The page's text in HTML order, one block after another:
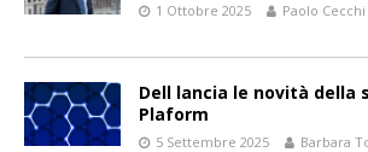
1 Ottobre 2025 Paolo Cecchi
Dell lancia le novità della
Plaform
5 Settembre 2025 Barbara